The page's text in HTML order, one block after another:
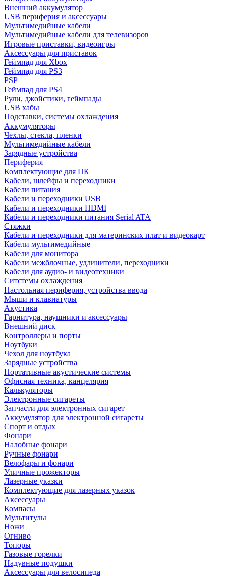
Внешний аккумулятор
USB периферия и аксессуары
Мультимедийные кабели
Мультимедийные кабели для телевизоров
Игровые приставки, видеоигры
Аксессуары для приставок
Геймпад для Xbox
Геймпад для PS3
PSP
Геймпад для PS4
Рули, джойстики, геймпады
USB хабы
Подставки, системы охлаждения
Аккумуляторы
Чехлы, стекла, пленки
Мультимедийные кабели
Зарядные устройства
Периферия
Комплектующие для ПК
Кабели, шлейфы и переходники
Кабели питания
Кабели и переходники USB
Кабели и переходники HDMI
Кабели и переходники питания Serial ATA
Стяжки
Кабели и переходники для материнских плат и видеокарт
Кабели мультимедийные
Кабели для монитора
Кабели межблочные, удлинители, переходники
Кабели для аудио- и видеотехники
Ситстемы охлаждения
Настольная периферия, устройства ввода
Мыши и клавиатуры
Акустика
Гарнитура, наушники и аксессуары
Внешний диск
Контроллеры и порты
Ноутбуки
Чехол для ноутбука
Зарядные устройства
Портативные акустические системы
Офисная техника, канцелярия
Калькуляторы
Электронные сигареты
Запчасти для электронных сигарет
Аккумулятор для электронной сигареты
Спорт и отдых
Фонари
Налобные фонари
Ручные фонари
Велофары и фонари
Уличные прожекторы
Лазерные указки
Комплектующие для лазерных указок
Аксессуары
Компасы
Мультитулы
Ножи
Огниво
Топоры
Газовые горелки
Надувные подушки
Аксессуары для велосипеда